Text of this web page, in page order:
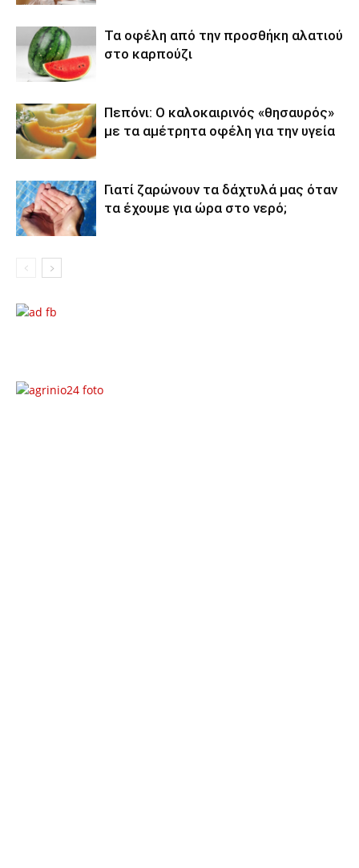
Τα οφέλη από την προσθήκη αλατιού
στο καρπούζι
Πεπόνι: Ο καλοκαιρινός «θησαυρός»
με τα αμέτρητα οφέλη για την υγεία
Γιατί ζαρώνουν τα δάχτυλά μας όταν
τα έχουμε για ώρα στο νερό;